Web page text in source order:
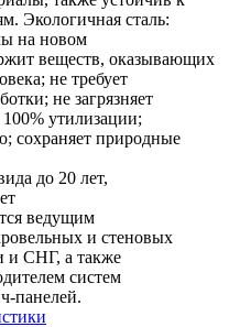
Экологичная сталь:
на новом
веществ, оказывающих
не требует
не загрязняет
утилизации;
сохраняет природные
до 20 лет,
ведущим
и стеновых
и СНГ, а также
систем
панелей.